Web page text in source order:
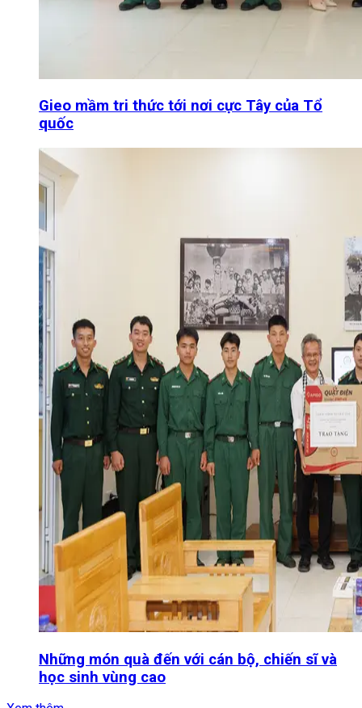
Gieo mầm tri thức tới nơi cực Tây của Tổ
quốc
Những món quà đến với cán bộ, chiến sĩ và
học sinh vùng cao